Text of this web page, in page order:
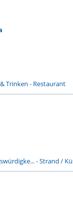
Trinken - Restaurant
-Strand /